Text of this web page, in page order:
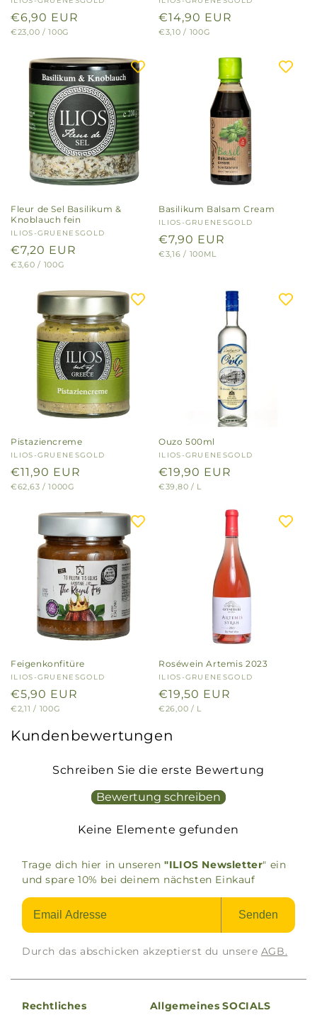
Normaler
Preis
€6,90 EUR
GRUNDPREIS
€23,00 / PRO
100G
Normaler
Preis
€14,90 EUR
GRUNDPREIS
€3,10 / PRO
100G
Fleur de Sel Basilikum &
Knoblauch fein
Anbieter:
ILIOS-GRUENESGOLD
Normaler
Preis
€7,20 EUR
GRUNDPREIS
€3,60 / PRO
100G
Basilikum Balsam Cream
Anbieter:
ILIOS-GRUENESGOLD
Normaler
Preis
€7,90 EUR
GRUNDPREIS
€3,16 / PRO
100ML
Pistaziencreme
Anbieter:
ILIOS-GRUENESGOLD
Normaler
Preis
€11,90 EUR
GRUNDPREIS
€62,63 / PRO
1000G
Ouzo 500ml
Anbieter:
ILIOS-GRUENESGOLD
Normaler
Preis
€19,90 EUR
GRUNDPREIS
€39,80 / PRO
L
Feigenkonfitüre
Anbieter:
ILIOS-GRUENESGOLD
Normaler
Preis
€5,90 EUR
GRUNDPREIS
€2,11 / PRO
100G
Roséwein Artemis 2023
Anbieter:
ILIOS-GRUENESGOLD
Normaler
Preis
€19,50 EUR
GRUNDPREIS
€26,00 / PRO
L
Kundenbewertungen
Schreiben Sie die erste Bewertung
Bewertung schreiben
Keine Elemente gefunden
Trage dich hier in unseren"ILIOS Newsletter" ein
und spare 10% bei deinem nächsten Einkauf
Senden
Durch das abschicken akzeptierst du unsere AGB.
Rechtliches Allgemeines SOCIALS